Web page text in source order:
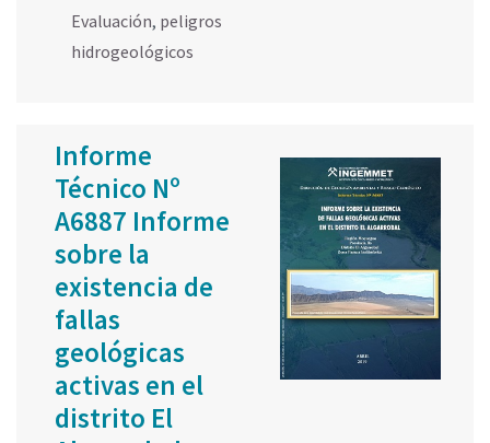
Evaluación, peligros
hidrogeológicos
Informe
Técnico Nº
A6887 Informe
sobre la
existencia de
fallas
geológicas
activas en el
distrito El